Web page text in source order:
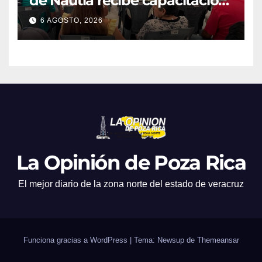
en atención a emergencias
6 AGOSTO, 2026
La Opinión de Poza Rica
El mejor diario de la zona norte del estado de veracruz
Funciona gracias a WordPress Tema: Newsup de Themeansar